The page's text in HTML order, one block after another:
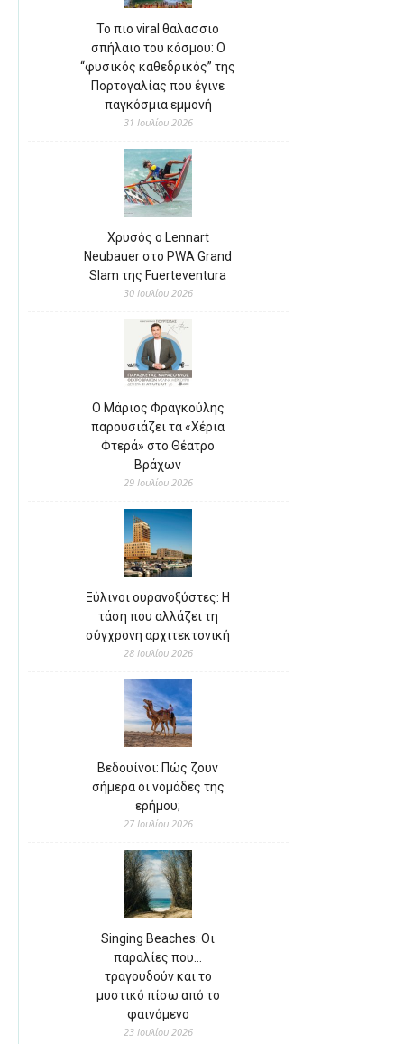
Το πιο viral θαλάσσιο
σπήλαιο του κόσμου: Ο
“φυσικός καθεδρικός” της
Πορτογαλίας που έγινε
παγκόσμια εμμονή
31 Ιουλίου 2026
Χρυσός ο Lennart
Neubauer στο PWA Grand
Slam της Fuerteventura
30 Ιουλίου 2026
Ο Μάριος Φραγκούλης
παρουσιάζει τα «Χέρια
Φτερά» στο Θέατρο
Βράχων
29 Ιουλίου 2026
Ξύλινοι ουρανοξύστες: Η
τάση που αλλάζει τη
σύγχρονη αρχιτεκτονική
28 Ιουλίου 2026
Βεδουίνοι: Πώς ζουν
σήμερα οι νομάδες της
ερήμου;
27 Ιουλίου 2026
Singing Beaches: Οι
παραλίες που…
τραγουδούν και το
μυστικό πίσω από το
φαινόμενο
23 Ιουλίου 2026